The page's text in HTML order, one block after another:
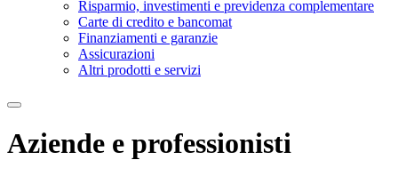
Risparmio, investimenti e previdenza complementare
Carte di credito e bancomat
Finanziamenti e garanzie
Assicurazioni
Altri prodotti e servizi
Aziende e professionisti